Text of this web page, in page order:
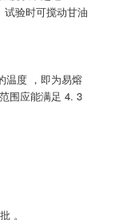
验时可搅动甘油
温度 ，即为易熔
围应能满足 4. 3
。